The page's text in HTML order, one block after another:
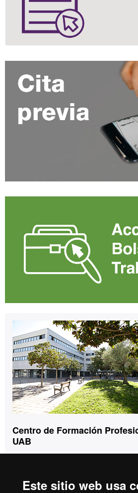
Este sitio web usa
Contacto
Centro de Formación
UAB
Tel. 93 592 97 10
Edificio Blanco
Campus de la Universitat Autònoma